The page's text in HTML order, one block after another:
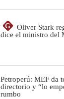
G
Oliver Stark
dice el ministro del
Petroperú: MEF da
directorio y “lo
rumbo